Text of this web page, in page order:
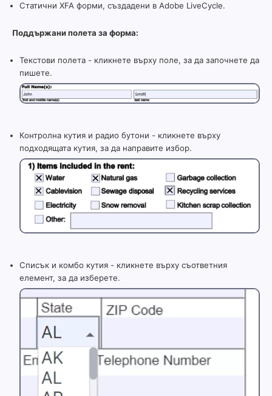
Статични XFA форми, създадени в Adobe LiveCycle.
Поддържани полета за форма:
Текстови полета - кликнете върху поле, за да започнете да
пишете.
Контролна кутия и радио бутони - кликнете върху
подходящата кутия, за да направите избор.
Списък и комбо кутия - кликнете върху съответния
елемент, за да изберете.